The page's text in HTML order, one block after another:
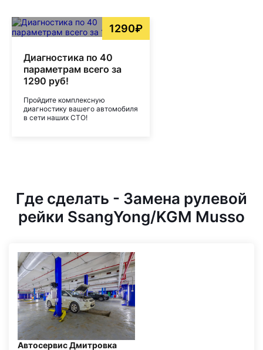
1290₽
Диагностика по 40
параметрам всего за
1290 руб!
Пройдите комплексную
диагностику вашего автомобиля
в сети наших СТО!
Где сделать - Замена рулевой
рейки SsangYong/KGM Musso
Автосервис Дмитровка